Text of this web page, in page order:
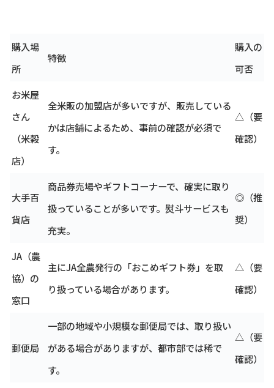
購入場
所
特徴
購入の
可否
お米屋
さん
（米穀
店）
全米販の加盟店が多いですが、販売している
かは店舗によるため、事前の確認が必須で
す。
△（要
確認）
大手百
貨店
商品券売場やギフトコーナーで、確実に取り
扱っていることが多いです。熨斗サービスも
充実。
◎（推
奨）
JA（農
協）の
窓口
主にJA全農発行の「おこめギフト券」を取
り扱っている場合があります。
△（要
確認）
郵便局
一部の地域や小規模な郵便局では、取り扱い
がある場合がありますが、都市部では稀で
す。
△（要
確認）